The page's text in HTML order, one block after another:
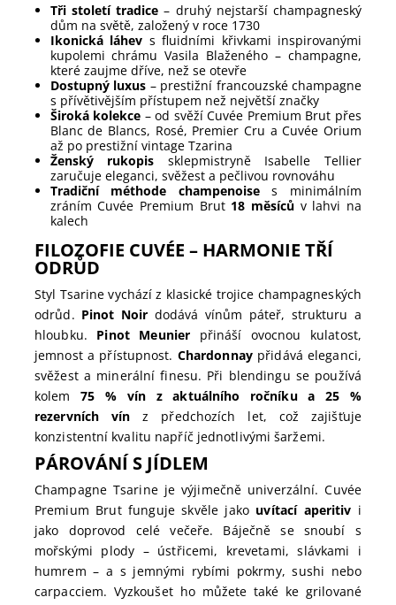
Tři století tradice – druhý nejstarší champagneský
dům na světě, založený v roce 1730
Ikonická láhev s fluidními křivkami inspirovanými
kupolemi chrámu Vasila Blaženého – champagne,
které zaujme dříve, než se otevře
Dostupný luxus – prestižní francouzské champagne
s přívětivějším přístupem než největší značky
Široká kolekce – od svěží Cuvée Premium Brut přes
Blanc de Blancs, Rosé, Premier Cru a Cuvée Orium
až po prestižní vintage Tzarina
Ženský rukopis sklepmistryně Isabelle Tellier
zaručuje eleganci, svěžest a pečlivou rovnováhu
Tradiční méthode champenoises minimálním
zráním Cuvée Premium Brut 18 měsícův lahvi na
kalech
FILOZOFIE CUVÉE – HARMONIE TŘÍ
ODRŮD
Styl Tsarine vychází z klasické trojice champagneských
odrůd. Pinot Noir dodává vínům páteř, strukturu a
hloubku. Pinot Meunier přináší ovocnou kulatost,
jemnost a přístupnost. Chardonnaypřidává eleganci,
svěžest a minerální finesu. Při blendingu se používá
kolem75 % vín z aktuálního ročníku a 25 %
rezervních vín z předchozích let, což zajišťuje
konzistentní kvalitu napříč jednotlivými šaržemi.
PÁROVÁNÍ S JÍDLEM
Champagne Tsarine je výjimečně univerzální. Cuvée
Premium Brut funguje skvěle jako uvítací aperitiv i
jako doprovod celé večeře. Báječně se snoubí s
mořskými plody – ústřicemi, krevetami, slávkami i
humrem – a s jemnými rybími pokrmy, sushi nebo
carpacciem. Vyzkoušet ho můžete také ke grilované